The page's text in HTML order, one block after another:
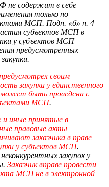
не содержит в себе
только по
МСП. Подп. «б» п. 4
субъектов МСП в
у субъектов МСП
предусмотренных
своим
закупки у единственного
быть проведена с
МСП.
и иные принятые в
правовые акты
заказчика в праве
у субъектов МСП.
закупок у
Заказчик вправе провести
МСП не в электронной